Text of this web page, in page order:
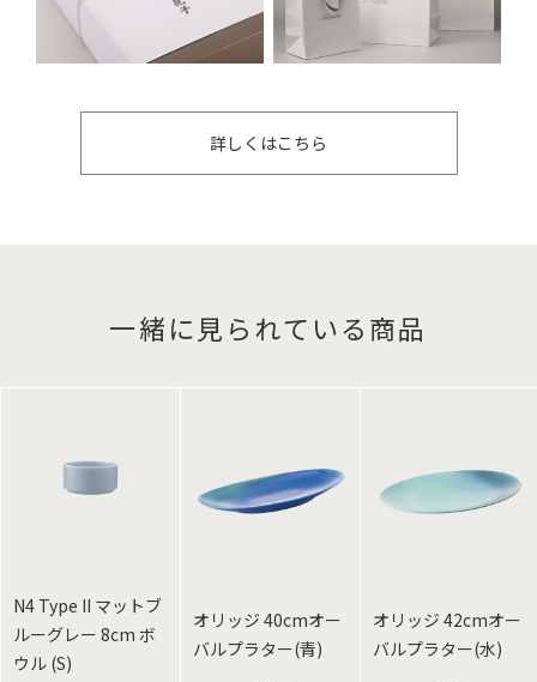
詳しくはこちら
一緒に見られている商品
N4 Type II マットブ
ルーグレー 8cm ボ
ウル (S)
オリッジ 40cmオー
バルプラター(青)
オリッジ 42cmオー
バルプラター(水)